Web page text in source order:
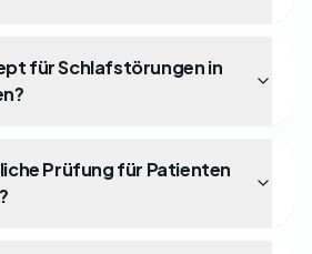
für Schlafstörungen in
Prüfung für Patienten